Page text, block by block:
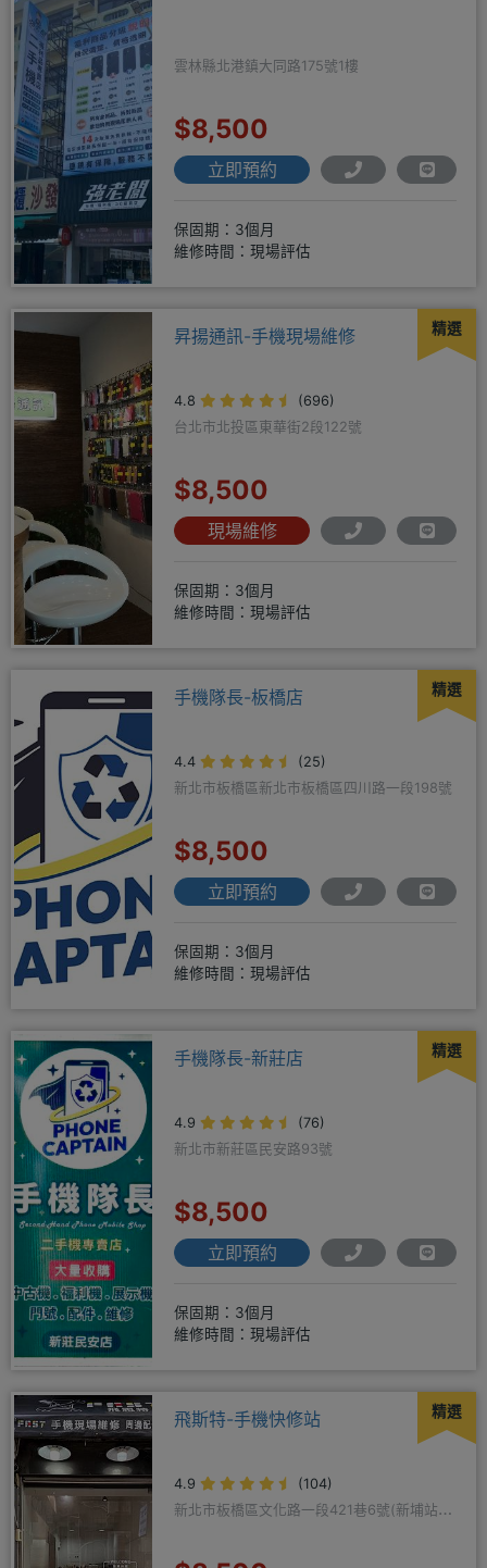
雲林縣北港鎮大同路175號1樓
$8,500
立即預約
保固期：3個月
維修時間：現場評估
精選
昇揚通訊-手機現場維修
4.8
(696)
台北市北投區東華街2段122號
$8,500
現場維修
保固期：3個月
維修時間：現場評估
精選
手機隊長-板橋店
4.4
(25)
新北市板橋區新北市板橋區四川路一段198號
$8,500
立即預約
保固期：3個月
維修時間：現場評估
精選
手機隊長-新莊店
4.9
(76)
新北市新莊區民安路93號
$8,500
立即預約
保固期：3個月
維修時間：現場評估
精選
飛斯特-手機快修站
4.9
(104)
新北市板橋區文化路一段421巷6號(新埔站一